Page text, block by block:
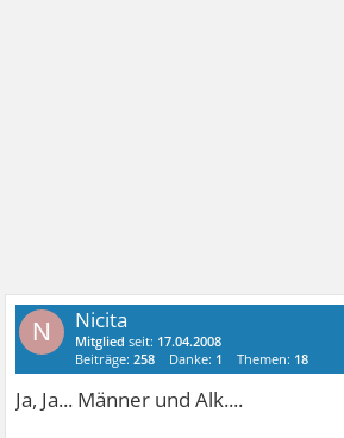
N Nicita
Mitglied seit: 17.04.2008
Beiträge:258 Danke: 1 Themen: 18
Ja, Ja... Männer und Alk....